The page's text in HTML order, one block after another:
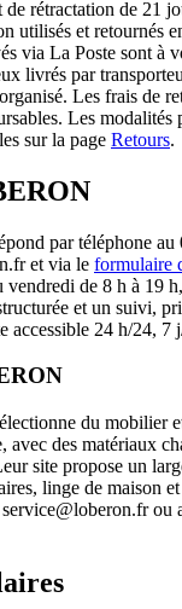
de rétractation de 21
utilisés et retournés
via La Poste sont à
livrés par
Les frais de
Les modalités
sur la page Retours.
par téléphone
et via le formulaire
vendredi de 8 h à 19
et un suivi,
accessible 24 h/24, 7
du mobilier
avec des matériaux
site propose un
linge de maison
ou